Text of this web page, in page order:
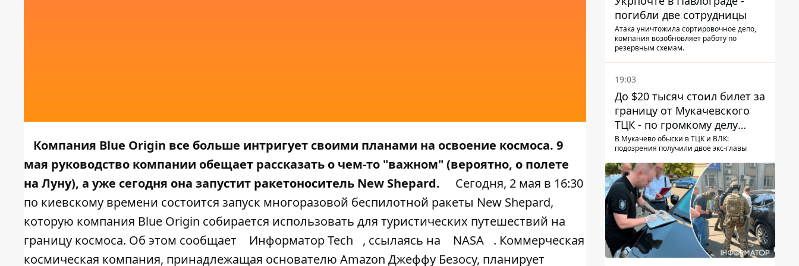
Компания Blue Origin все больше интригует своими планами на освоение космоса. 9
мая руководство компании обещает рассказать о чем-то "важном" (вероятно, о полете
на Луну), а уже сегодня она запустит ракетоноситель New Shepard.
Сегодня, 2 мая в 16:30
по киевскому времени состоится запуск многоразовой беспилотной ракеты New Shepard,
которую компания Blue Origin собирается использовать для туристических путешествий на
границу космоса. Об этом сообщает
Информатор Tech , ссылаясь на NASA
. Коммерческая
космическая компания, принадлежащая основателю Amazon Джеффу Безосу, планирует
погибли две сотрудницы
Атака уничтожила сортировочное депо,
компания возобновляет работу по
резервным схемам.
19:03
До $20 тысяч стоил билет за
границу от Мукачевского
ТЦК - по громкому делу
первые подозрения
получили двое бывших
руководителей
В Мукачево обыски в ТЦК и ВЛК:
подозрения получили двое экс-главы